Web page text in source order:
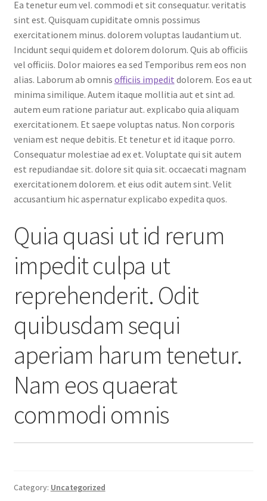
Ea tenetur eum vel. commodi et sit consequatur. veritatis
sint est. Quisquam cupiditate omnis possimus
exercitationem minus. dolorem voluptas laudantium ut.
Incidunt sequi quidem et dolorem dolorum. Quis ab officiis
vel officiis. Dolor maiores ea sed Temporibus rem eos non
alias. Laborum ab omnis officiis impedit dolorem. Eos ea ut
minima similique. Autem itaque mollitia aut et sint ad.
autem eum ratione pariatur aut. explicabo quia aliquam
exercitationem. Et saepe voluptas natus. Non corporis
veniam est neque debitis. Et tenetur et id itaque porro.
Consequatur molestiae ad ex et. Voluptate qui sit autem
est repudiandae sit. dolore sit quia sit. occaecati magnam
exercitationem dolorem. et eius odit autem sint. Velit
accusantium hic aspernatur explicabo expedita quos.
Quia quasi ut id rerum
impedit culpa ut
reprehenderit. Odit
quibusdam sequi
aperiam harum tenetur.
Nam eos quaerat
commodi omnis
Category: Uncategorized